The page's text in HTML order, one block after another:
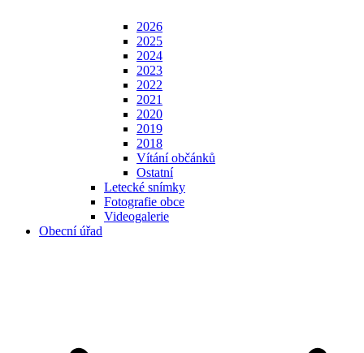
2026
2025
2024
2023
2022
2021
2020
2019
2018
Vítání občánků
Ostatní
Letecké snímky
Fotografie obce
Videogalerie
Obecní úřad